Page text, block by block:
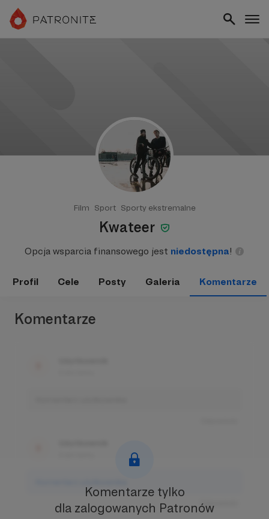
Film Sport Sporty ekstremalne
Kwateer
Opcja wsparcia finansowego jest niedostępna!
Profil Cele Posty Galeria Komentarze
Komentarze
Odpowiedz
Komentarze tylko
dla zalogowanych Patronów